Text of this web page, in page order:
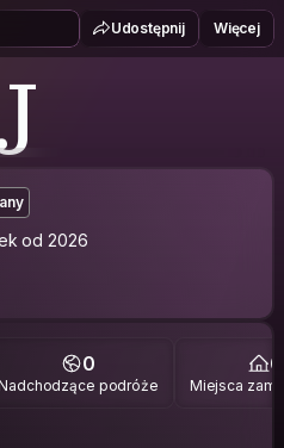
Udostępnij Więcej
od 2026
0
podróże
0
Miejsca